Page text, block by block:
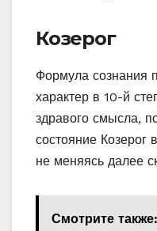
Козерог
Формула сознания
характер в 10-й
здравого смысла,
состояние Козерог
не меняясь далее
Смотрите также: